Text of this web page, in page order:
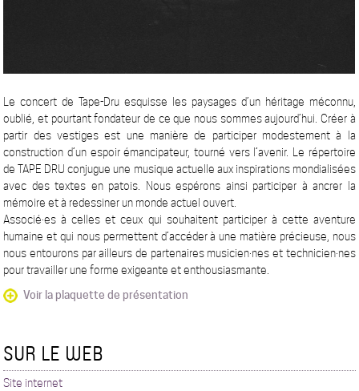
Le concert de Tape-Dru esquisse les paysages d’un héritage méconnu,
oublié, et pourtant fondateur de ce que nous sommes aujourd’hui. Créer à
partir des vestiges est une manière de participer modestement à la
construction d’un espoir émancipateur, tourné vers l’avenir. Le répertoire
de TAPE DRU conjugue une musique actuelle aux inspirations mondialisées
avec des textes en patois. Nous espérons ainsi participer à ancrer la
mémoire et à redessiner un monde actuel ouvert.
Associé·es à celles et ceux qui souhaitent participer à cette aventure
humaine et qui nous permettent d’accéder à une matière précieuse, nous
nous entourons par ailleurs de partenaires musicien·nes et technicien·nes
pour travailler une forme exigeante et enthousiasmante.
Voir la plaquette de présentation
SUR LE WEB
Site internet